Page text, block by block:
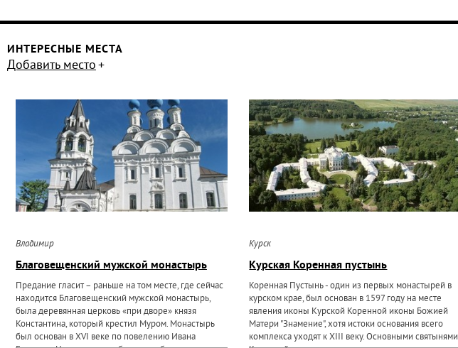
ИНТЕРЕСНЫЕ МЕСТА
Добавить место
Владимир
Благовещенский мужской монастырь
Предание гласит – раньше на том месте, где сейчас
находится Благовещенский мужской монастырь,
была деревянная церковь «при дворе» князя
Константина, который крестил Муром. Монастырь
был основан в XVI веке по повелению Ивана
Курск
Курская Коренная пустынь
Коренная Пустынь - один из первых монастырей в
курском крае, был основан в 1597 году на месте
явления иконы Курской Коренной иконы Божией
Матери "Знамение", хотя истоки основания всего
комплекса уходят к XIII веку. Основными святынями